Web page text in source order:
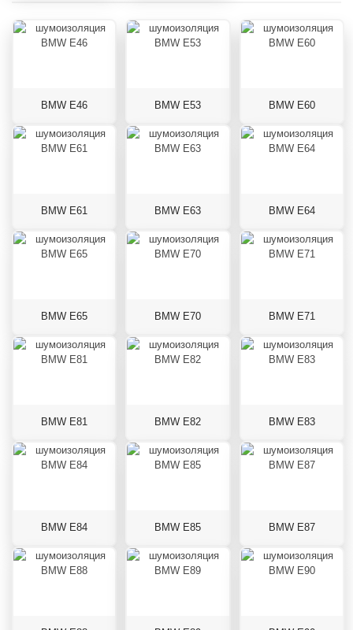
BMW E46 BMW E53 BMW E60
BMW E61 BMW E63 BMW E64
BMW E65 BMW E70 BMW E71
BMW E81 BMW E82 BMW E83
BMW E84 BMW E85 BMW E87